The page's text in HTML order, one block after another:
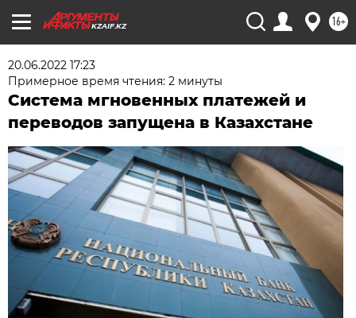
KZAIF.KZ 16+
20.06.2022 17:23
Примерное время чтения: 2 минуты
Система мгновенных платежей и
переводов запущена в Казахстане